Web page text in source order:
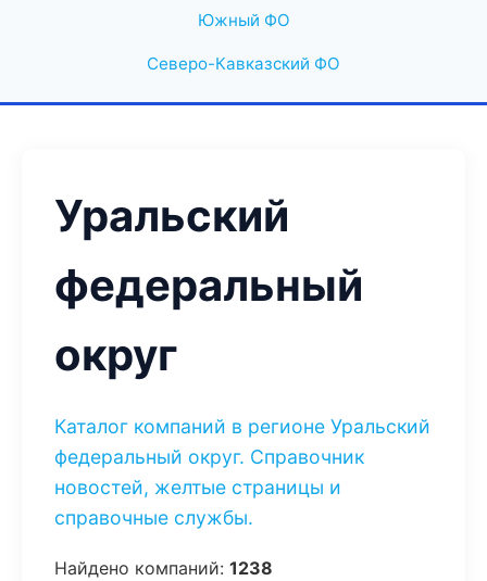
Южный ФО
Северо-Кавказский ФО
Уральский
федеральный
округ
Каталог компаний в регионе Уральский
федеральный округ. Справочник
новостей, желтые страницы и
справочные службы.
Найдено компаний: 1238